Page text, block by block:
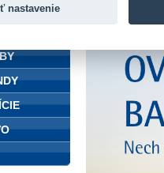
nastavenie